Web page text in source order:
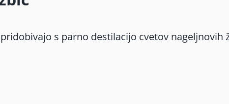
s parno destilacijo cvetov nageljnovih